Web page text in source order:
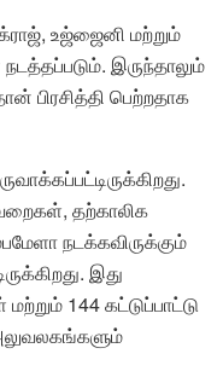
உஜ்ஜைனி மற்றும்
இருந்தாலும்
பிரசித்தி பெற்றதாக
தற்காலிக
நடக்கவிருக்கும்
இது
144 கட்டுப்பாட்டு